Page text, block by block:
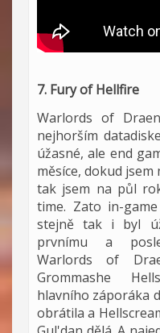
7. Fury of Hellfire
Warlords of
nejhorším
úžasné, ale end
měsíce, dokud jsem
tak jsem na půl
time. Zato in-
stejně tak i byl
prvnímu a
Warlords of
Grommashe
hlavního záporáka
obrátila a